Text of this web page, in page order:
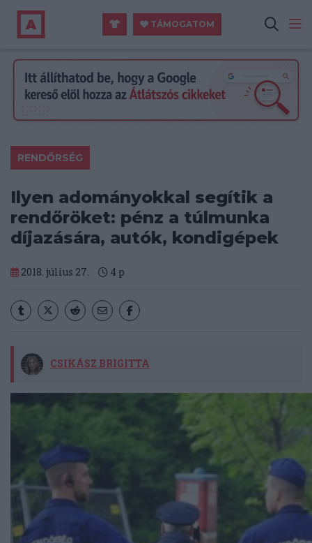
TÁMOGATOM
RENDŐRSÉG
Ilyen adományokkal segítik a
rendőröket: pénz a túlmunka
díjazására, autók, kondigépek
2018. július 27. 4 p
CSIKÁSZ BRIGITTA